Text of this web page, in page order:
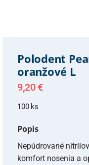
Polodent
oranžové L
9,20 €
100 ks
Popis
Nepúdrované
komfort nosenia a